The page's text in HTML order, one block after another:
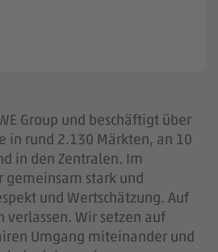
Group und beschäftigt über
in rund 2.130 Märkten, an 10
in den Zentralen. Im
stark und
und Wertschätzung. Auf
verlassen. Wir setzen auf
Umgang miteinander und